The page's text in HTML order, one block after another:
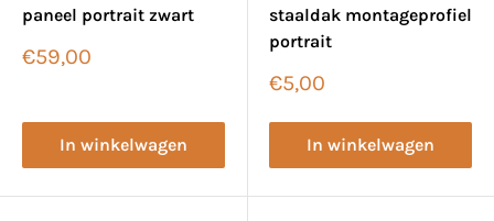
paneel portrait zwart
Verkoopprijs
€59,00
In winkelwagen
staaldak montageprofiel
portrait
Verkoopprijs
€5,00
In winkelwagen